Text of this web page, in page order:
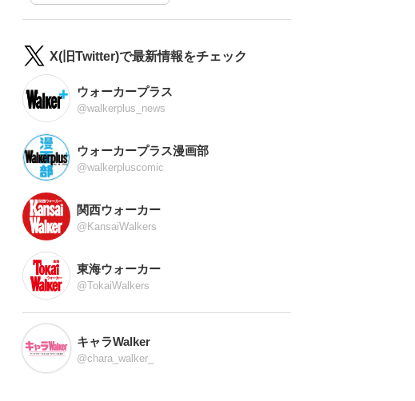
X(旧Twitter)で最新情報をチェック
ウォーカープラス
@walkerplus_news
ウォーカープラス漫画部
@walkerpluscomic
関西ウォーカー
@KansaiWalkers
東海ウォーカー
@TokaiWalkers
キャラWalker
@chara_walker_